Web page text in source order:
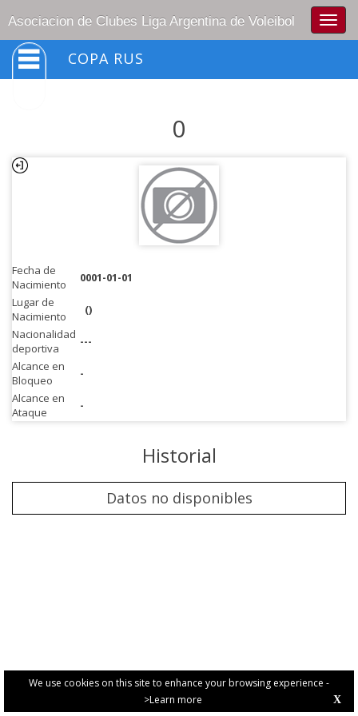
We use cookies on this site to enhance your browsing experience -
>Learn more
X
Asociacion de Clubes Liga Argentina de Voleibol
COPA RUS
0
Fecha de
Nacimiento
0001-01-01
Lugar de
Nacimiento
()
Nacionalidad
deportiva
---
Alcance en
Bloqueo
-
Alcance en
Ataque
-
Historial
Datos no disponibles